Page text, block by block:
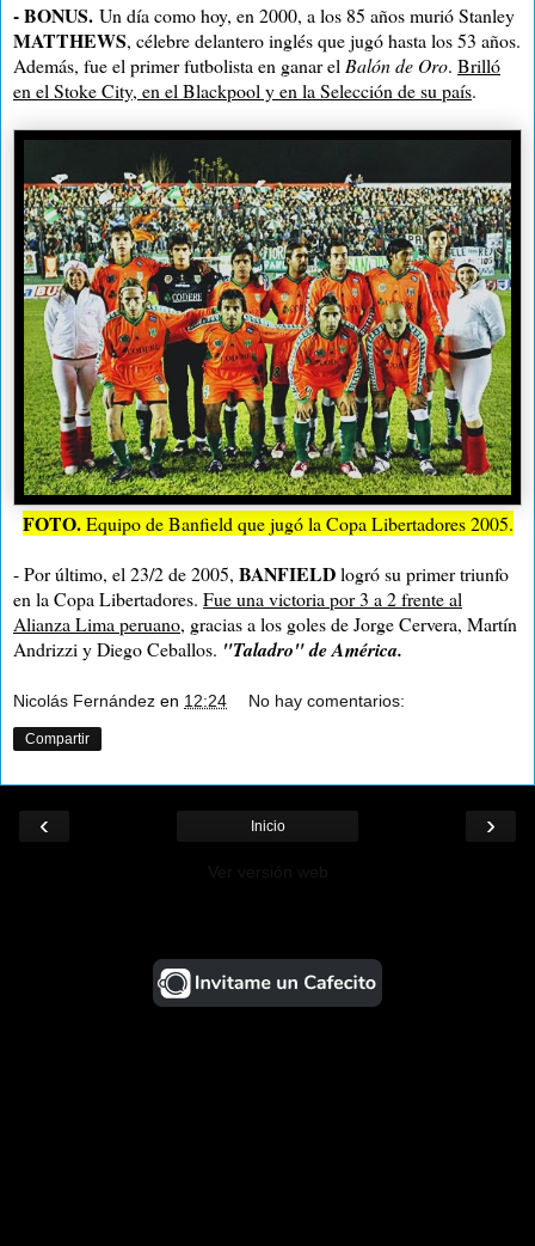
- BONUS. Un día como hoy, en 2000, a los 85 años murió Stanley
MATTHEWS, célebre delantero inglés que jugó hasta los 53 años.
Además, fue el primer futbolista en ganar el Balón de Oro. Brilló
en el Stoke City, en el Blackpool y en la Selección de su país.
FOTO.Equipo de Banfield que jugó la Copa Libertadores 2005.
- Por último, el 23/2 de 2005, BANFIELDlogró su primer triunfo
en la Copa Libertadores. Fue una victoria por 3 a 2 frente al
Alianza Lima peruano, gracias a los goles de Jorge Cervera, Martín
Andrizzi y Diego Ceballos. "Taladro" de América.
Nicolás Fernández en 12:24 No hay comentarios:
Compartir
‹ ›
Inicio